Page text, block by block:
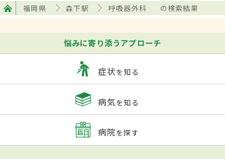
福岡県 森下駅 呼吸器外科 の検索結果
悩みに寄り添うアプローチ
症状を知る
病気を知る
病院を探す